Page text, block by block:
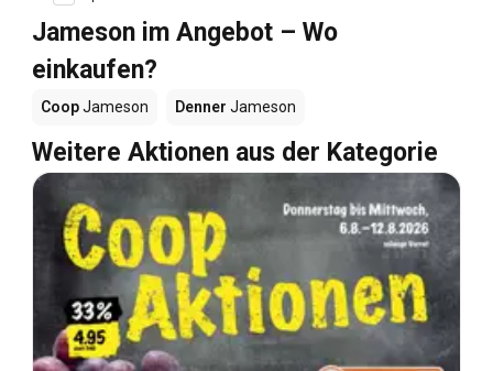
Jameson im Angebot – Wo
einkaufen?
CoopJameson Denner Jameson
Weitere Aktionen aus der Kategorie